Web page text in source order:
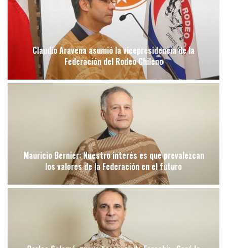
Claudio Aravena asumió la vicepresidencia de la
Federación del Rodeo Chileno
Mauricio Bernier: Nuestro interés es que prevalezcan
los valores de la Federación en el futuro